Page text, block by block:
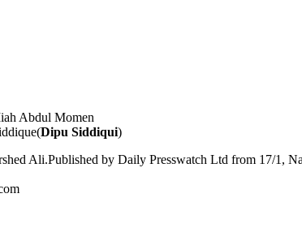
Abdul Momen
Dipu Siddiqui)
Ali.Published by Daily Presswatch Ltd from 17/1,